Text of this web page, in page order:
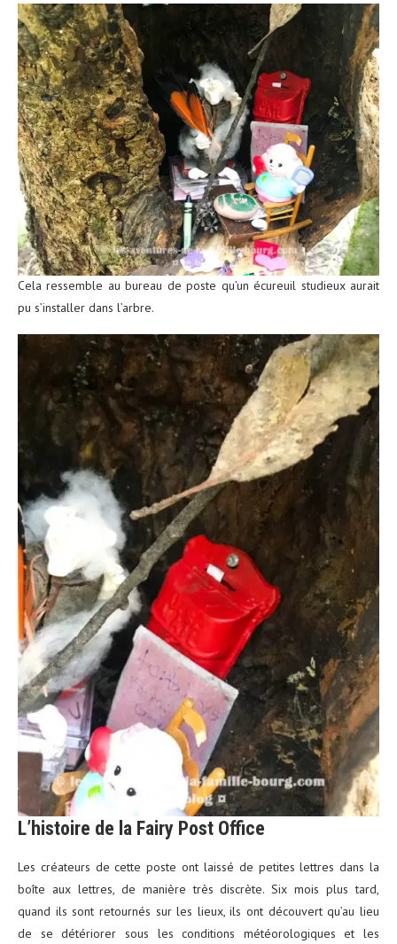
Cela ressemble au bureau de poste qu’un écureuil studieux aurait
pu s’installer dans l’arbre.
L’histoire de la Fairy Post Office
Les créateurs de cette poste ont laissé de petites lettres dans la
boîte aux lettres, de manière très discrète. Six mois plus tard,
quand ils sont retournés sur les lieux, ils ont découvert qu’au lieu
de se détériorer sous les conditions météorologiques et les